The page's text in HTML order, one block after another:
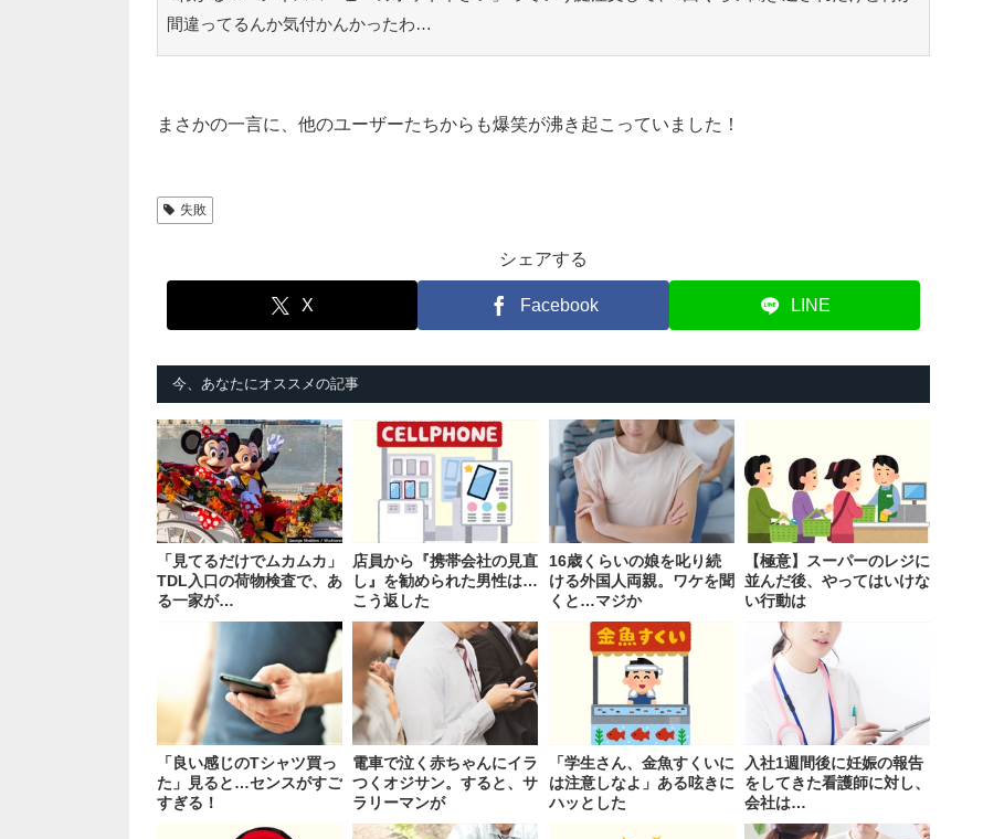
間違ってるんか気付かんかったわ…
まさかの一言に、他のユーザーたちからも爆笑が沸き起こっていました！
失敗
シェアする
X Facebook LINE
今、あなたにオススメの記事
「見てるだけでムカムカ」
TDL入口の荷物検査で、あ
る一家が…
店員から『携帯会社の見直
し』を勧められた男性は…
こう返した
16歳くらいの娘を叱り続
ける外国人両親。ワケを聞
くと…マジか
【極意】スーパーのレジに
並んだ後、やってはいけな
い行動は
「良い感じのTシャツ買っ
た」見ると…センスがすご
すぎる！
電車で泣く赤ちゃんにイラ
つくオジサン。すると、サ
ラリーマンが
「学生さん、金魚すくいに
は注意しなよ」ある呟きに
ハッとした
入社1週間後に妊娠の報告
をしてきた看護師に対し、
会社は…